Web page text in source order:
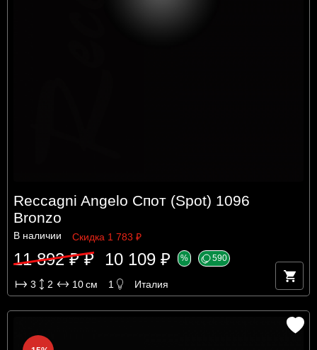
Reccagni Angelo Спот (Spot) 1096
Bronzo
В наличии Скидка 1 783 ₽
11 892 ₽ ₽ 10 109 ₽ % 590
3 2 10см 1 Италия